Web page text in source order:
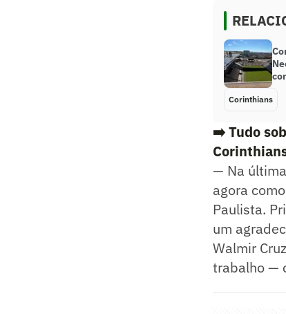
Corinthians
➡️ Tudo
— Na
agora
Paulista.
um
Walmir
trabalho —